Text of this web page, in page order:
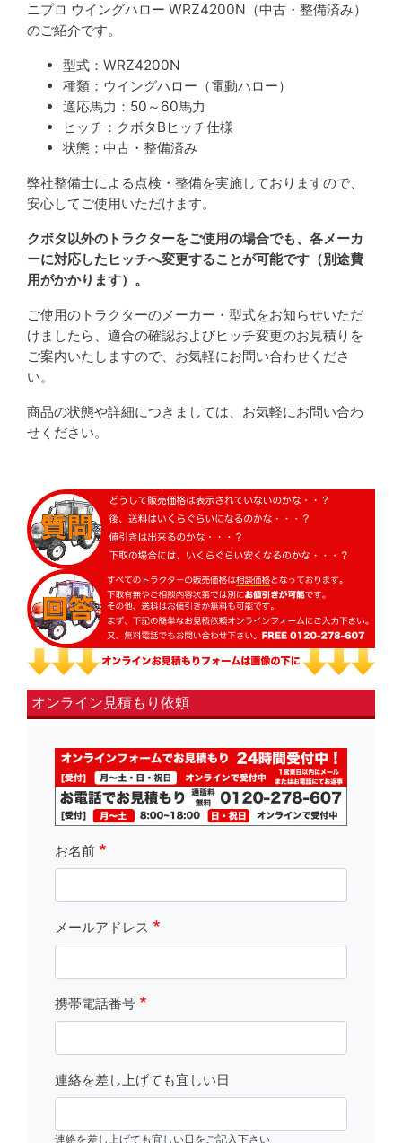
ニプロ ウイングハロー WRZ4200N（中古・整備済み）
のご紹介です。
型式：WRZ4200N
種類：ウイングハロー（電動ハロー）
適応馬力：50～60馬力
ヒッチ：クボタBヒッチ仕様
状態：中古・整備済み
弊社整備士による点検・整備を実施しておりますので、
安心してご使用いただけます。
クボタ以外のトラクターをご使用の場合でも、各メーカ
ーに対応したヒッチへ変更することが可能です（別途費
用がかかります）。
ご使用のトラクターのメーカー・型式をお知らせいただ
けましたら、適合の確認およびヒッチ変更のお見積りを
ご案内いたしますので、お気軽にお問い合わせくださ
い。
商品の状態や詳細につきましては、お気軽にお問い合わ
せください。
オンライン見積もり依頼
fsLeft
お名前
メールアドレス
携帯電話番号
連絡を差し上げても宜しい日
連絡を差し上げても宜しい日をご記入下さい